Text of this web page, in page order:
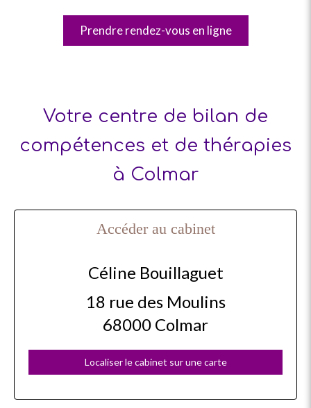
Prendre rendez-vous en ligne
Votre centre de bilan de
compétences et de thérapies
à Colmar
Accéder au cabinet
Céline Bouillaguet
18 rue des Moulins
68000 Colmar
Localiser le cabinet sur une carte